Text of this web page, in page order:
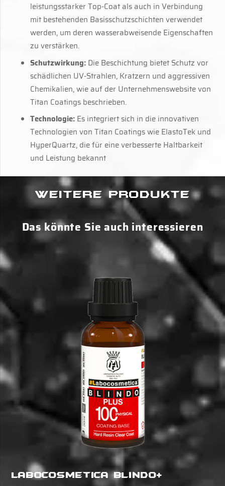
leistungsstarker Top-Coat als auch in Verbindung
mit bestehenden Basisschutzschichten verwendet
werden, um deren wasserabweisende Eigenschaften
zu verstärken.
Schutzwirkung: Die Beschichtung bietet Schutz vor
schädlichen UV-Strahlen, Kratzern und aggressiven
Chemikalien, wie auf der Unternehmenswebsite von
Titan Coatings beschrieben.
Technologie: Es integriert sich in die innovativen
Technologien von Titan Coatings wie ElastoTek und
HyperQuartz, die für eine verbesserte Haltbarkeit
und Leistung bekannt
Weitere Produkte
Das könnte Sie auch interessieren
Labocosmetica Blindo+